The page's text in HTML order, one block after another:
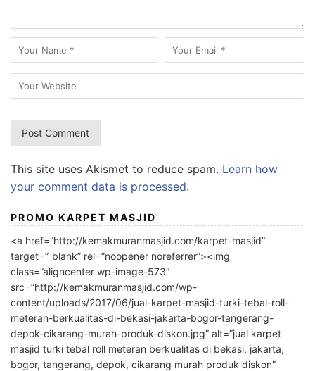
This site uses Akismet to reduce spam. Learn how
your comment data is processed.
PROMO KARPET MASJID
<a href=”http://kemakmuranmasjid.com/karpet-masjid”
target=”_blank” rel=”noopener noreferrer”><img
class=”aligncenter wp-image-573″
src=”http://kemakmuranmasjid.com/wp-
content/uploads/2017/06/jual-karpet-masjid-turki-tebal-roll-
meteran-berkualitas-di-bekasi-jakarta-bogor-tangerang-
depok-cikarang-murah-produk-diskon.jpg” alt=”jual karpet
masjid turki tebal roll meteran berkualitas di bekasi, jakarta,
bogor, tangerang, depok, cikarang murah produk diskon”